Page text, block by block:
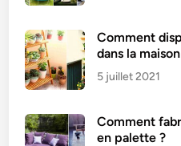
Comment
dans la
5 juillet 2021
Comment
en palette ?